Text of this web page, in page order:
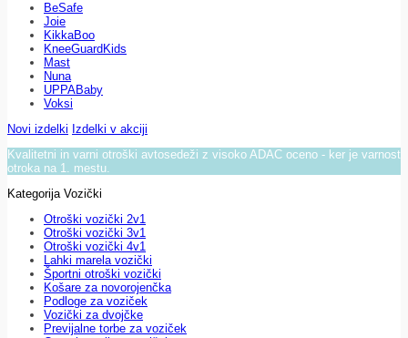
BeSafe
Joie
KikkaBoo
KneeGuardKids
Mast
Nuna
UPPABaby
Voksi
Novi izdelki Izdelki v akciji
Kvalitetni in varni otroški avtosedeži z visoko ADAC oceno - ker je varnost
otroka na 1. mestu.
Kategorija Vozički
Otroški vozički 2v1
Otroški vozički 3v1
Otroški vozički 4v1
Lahki marela vozički
Športni otroški vozički
Košare za novorojenčka
Podloge za voziček
Vozički za dvojčke
Previjalne torbe za voziček